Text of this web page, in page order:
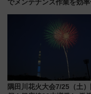
でメンテナンス作業を効
隅田川花火大会7/25（土）